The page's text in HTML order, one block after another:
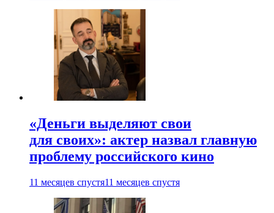
«Деньги выделяют свои
для своих»: актер назвал главную
проблему российского кино
11 месяцев спустя11 месяцев спустя